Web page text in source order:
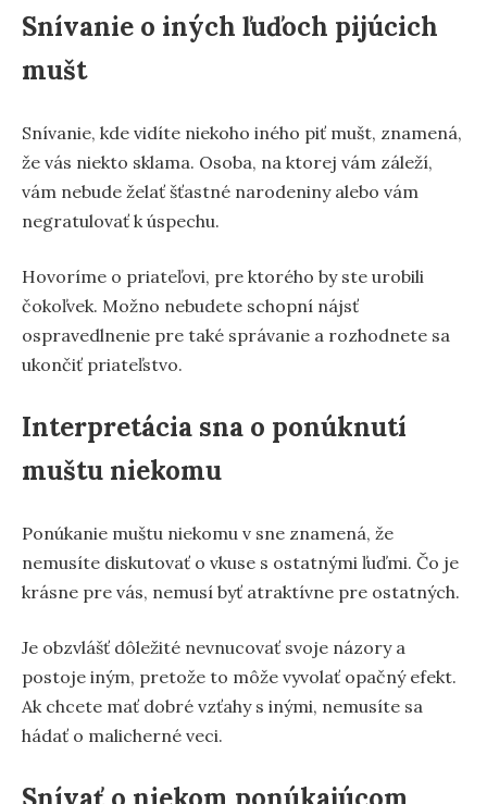
Snívanie o iných ľuďoch pijúcich
mušt
Snívanie, kde vidíte niekoho iného piť mušt, znamená,
že vás niekto sklama. Osoba, na ktorej vám záleží,
vám nebude želať šťastné narodeniny alebo vám
negratulovať k úspechu.
Hovoríme o priateľovi, pre ktorého by ste urobili
čokoľvek. Možno nebudete schopní nájsť
ospravedlnenie pre také správanie a rozhodnete sa
ukončiť priateľstvo.
Interpretácia sna o ponúknutí
muštu niekomu
Ponúkanie muštu niekomu v sne znamená, že
nemusíte diskutovať o vkuse s ostatnými ľuďmi. Čo je
krásne pre vás, nemusí byť atraktívne pre ostatných.
Je obzvlášť dôležité nevnucovať svoje názory a
postoje iným, pretože to môže vyvolať opačný efekt.
Ak chcete mať dobré vzťahy s inými, nemusíte sa
hádať o malicherné veci.